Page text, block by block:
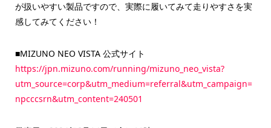
が扱いやすい製品ですので、実際に履いてみて走りやすさを実
感してみてください！
■MIZUNO NEO VISTA 公式サイト
https://jpn.mizuno.com/running/mizuno_neo_vista?
utm_source=corp&utm_medium=referral&utm_campaign=
npcccsrn&utm_content=240501